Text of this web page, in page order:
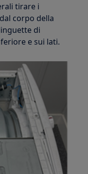
tirare i
corpo della
di
e sui lati.